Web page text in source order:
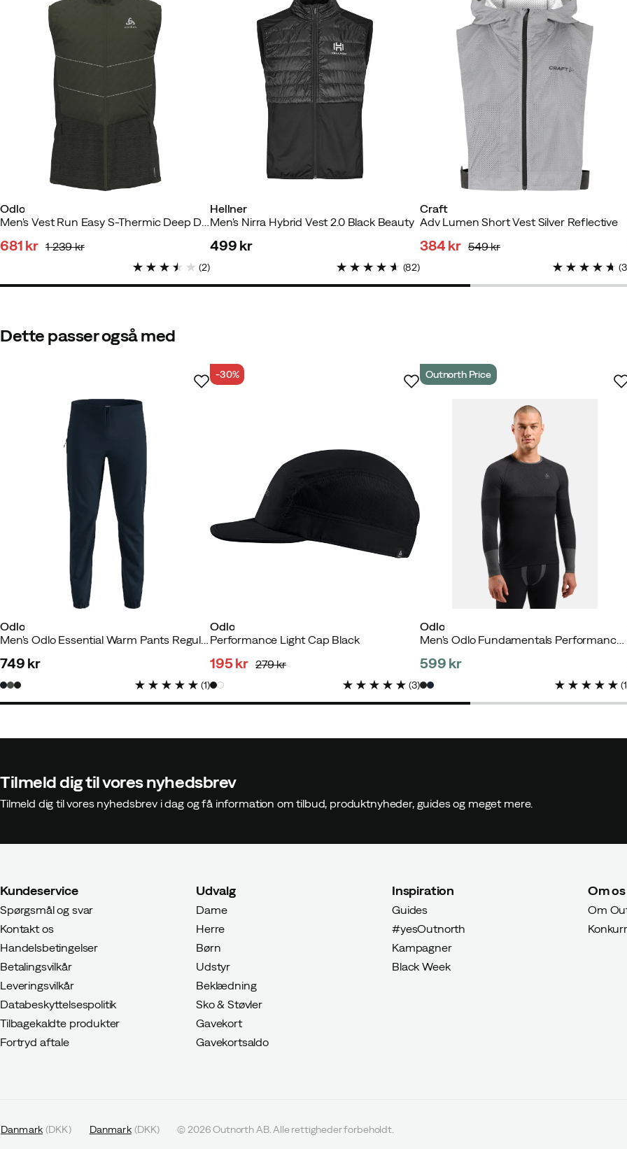
Odlo
Men's Vest Run Easy S-Thermic Deep Depths
681 kr 1 239 kr
(2)
Hellner
Men's Nirra Hybrid Vest 2.0 Black Beauty
499 kr
(82)
Craft
Adv Lumen Short Vest Silver Reflective
384 kr 549 kr
(3
Dette passer også med
Odlo
Men's Odlo Essential Warm Pants Regular Length Dark Sapphire
price
749 kr
(1)
Odlo
Performance Light Cap Black
-30%
discounted
price
195 kr
original
price
279 kr
(3)
Odlo
Men's Odlo Fundamentals Performance Warm Set Long Black
Outnorth Price
price
599 kr
(1
Tilmeld dig til vores nyhedsbrev
Tilmeld dig til vores nyhedsbrev i dag og få information om tilbud, produktnyheder, guides og meget mere.
Kundeservice
Spørgsmål og svar
Kontakt os
Handelsbetingelser
Betalingsvilkår
Leveringsvilkår
Databeskyttelsespolitik
Tilbagekaldte produkter
Fortryd aftale
Udvalg
Dame
Herre
Børn
Udstyr
Beklædning
Sko & Støvler
Gavekort
Gavekortsaldo
Inspiration
Guides
#yesOutnorth
Kampagner
Black Week
Om os
Om
Danmark (DKK) Danmark (DKK) © 2026 Outnorth AB. Alle rettigheder forbeholdt.